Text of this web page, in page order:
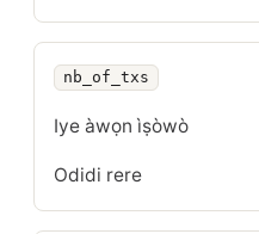
nb_of_txs
Iye àwọn ìṣòwò
Odidi rere